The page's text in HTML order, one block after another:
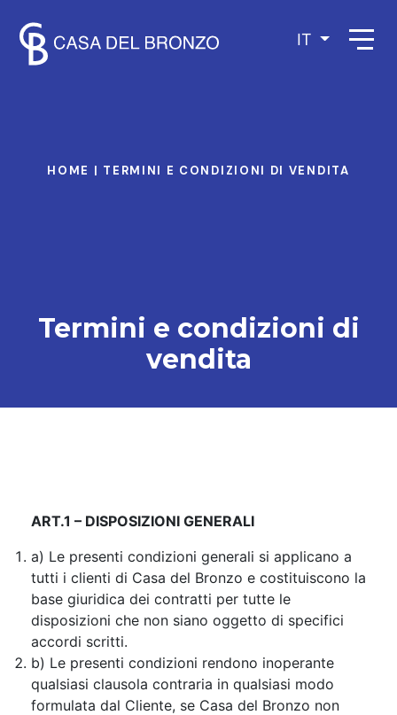
IT
HOME | TERMINI E CONDIZIONI DI VENDITA
Termini e condizioni di
vendita
ART.1 – DISPOSIZIONI GENERALI
a) Le presenti condizioni generali si applicano a
tutti i clienti di Casa del Bronzo e costituiscono la
base giuridica dei contratti per tutte le
disposizioni che non siano oggetto di specifici
accordi scritti.
b) Le presenti condizioni rendono inoperante
qualsiasi clausola contraria in qualsiasi modo
formulata dal Cliente, se Casa del Bronzo non